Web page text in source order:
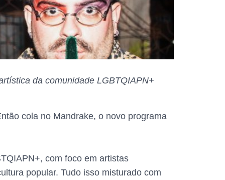
da comunidade LGBTQIAPN+
cola no Mandrake, o novo programa
com foco em artistas
popular. Tudo isso misturado com